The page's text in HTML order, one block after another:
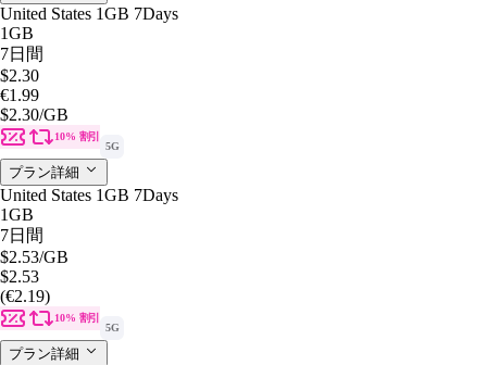
United States 1GB 7Days
1GB
7日間
$2.30
€1.99
$2.30/GB
10% 割引
5G
プラン詳細
United States 1GB 7Days
1GB
7日間
$2.53/GB
$2.53
(€2.19)
10% 割引
5G
プラン詳細